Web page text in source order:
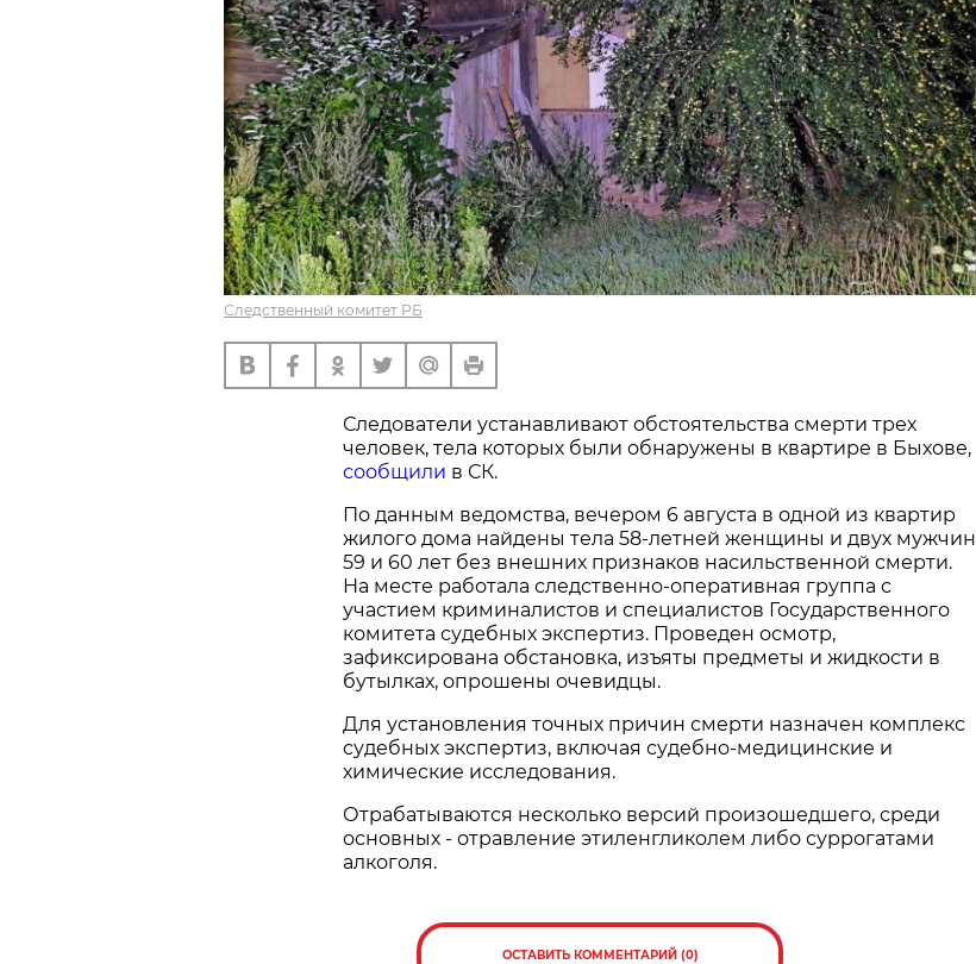
Следственный комитет РБ
Следователи устанавливают обстоятельства смерти трех
человек, тела которых были обнаружены в квартире в Быхове,
сообщили в СК.
По данным ведомства, вечером 6 августа в одной из квартир
жилого дома найдены тела 58-летней женщины и двух мужчин
59 и 60 лет без внешних признаков насильственной смерти.
На месте работала следственно-оперативная группа с
участием криминалистов и специалистов Государственного
комитета судебных экспертиз. Проведен осмотр,
зафиксирована обстановка, изъяты предметы и жидкости в
бутылках, опрошены очевидцы.
Для установления точных причин смерти назначен комплекс
судебных экспертиз, включая судебно-медицинские и
химические исследования.
Отрабатываются несколько версий произошедшего, среди
основных - отравление этиленгликолем либо суррогатами
алкоголя.
ОСТАВИТЬ КОММЕНТАРИЙ (0)